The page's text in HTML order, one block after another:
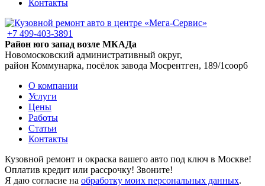
Контакты
+7 499-403-3891
Район юго запад возле МКАДа
Новомосковский административный округ,
район Коммунарка, посёлок завода Мосрентген, 189/1соор6
О компании
Услуги
Цены
Работы
Статьи
Контакты
Кузовной ремонт и окраска вашего авто под ключ в Москве!
Оплатив кредит или рассрочку! Звоните!
Я даю согласие на обработку моих персональных данных.